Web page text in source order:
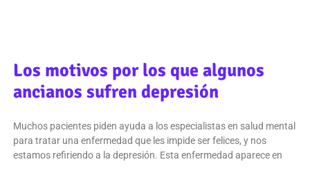
Los motivos por los que algunos
ancianos sufren depresión
Muchos pacientes piden ayuda a los especialistas en salud mental
para tratar una enfermedad que les impide ser felices, y nos
estamos refiriendo a la depresión. Esta enfermedad aparece en